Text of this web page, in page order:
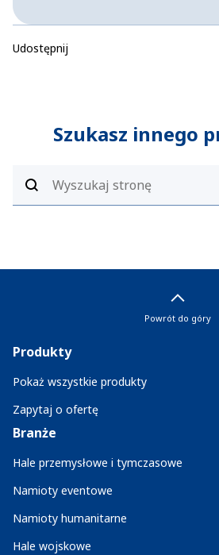
Udostępnij
Szukasz innego
Powrót do góry
Produkty
Pokaż wszystkie produkty
Zapytaj o ofertę
Branże
Hale przemysłowe i tymczasowe
Namioty eventowe
Namioty humanitarne
Hale wojskowe